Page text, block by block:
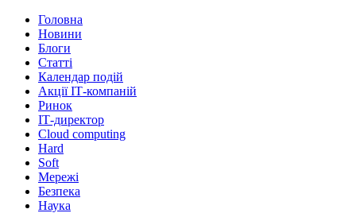
Головна
Новини
Блоги
Статті
Календар подій
Акції ІТ-компаній
Ринок
ІТ-директор
Cloud computing
Hard
Soft
Мережі
Безпека
Наука